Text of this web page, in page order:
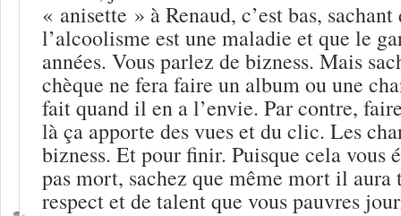
« anisette » à Renaud, c’est bas, sachant
l’alcoolisme est une maladie et que le
années. Vous parlez de bizness. Mais
chèque ne fera faire un album ou une
fait quand il en a l’envie. Par contre,
là ça apporte des vues et du clic. Les
bizness. Et pour finir. Puisque cela vous
pas mort, sachez que même mort il aura
respect et de talent que vous pauvres